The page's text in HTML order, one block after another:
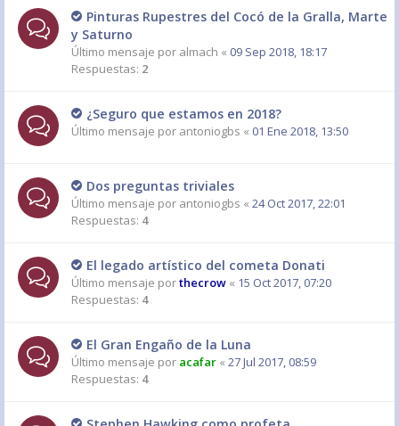
Pinturas Rupestres del Cocó de la Gralla, Marte
y Saturno
Último mensaje por almach « 09 Sep 2018, 18:17
Respuestas: 2
¿Seguro que estamos en 2018?
Último mensaje por antoniogbs « 01 Ene 2018, 13:50
Dos preguntas triviales
Último mensaje por antoniogbs « 24 Oct 2017, 22:01
Respuestas: 4
El legado artístico del cometa Donati
Último mensaje porthecrow « 15 Oct 2017, 07:20
Respuestas: 4
El Gran Engaño de la Luna
Último mensaje por acafar « 27 Jul 2017, 08:59
Respuestas: 4